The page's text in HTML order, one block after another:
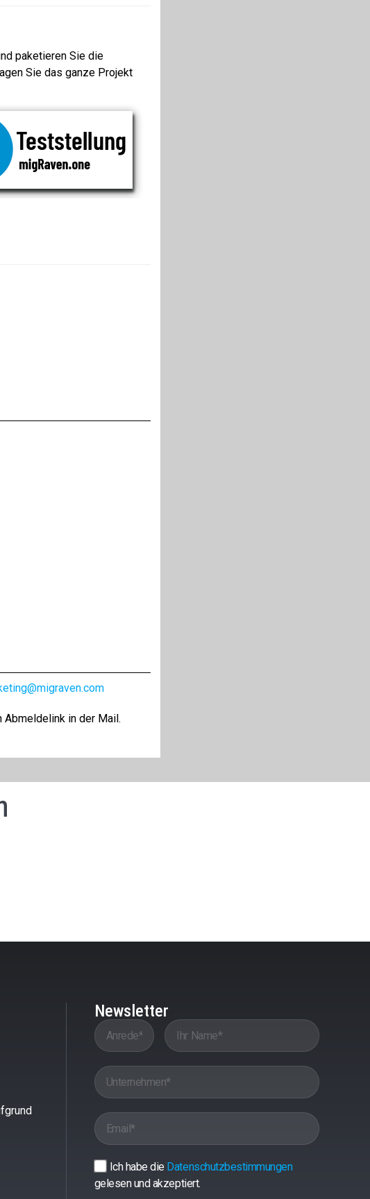
paketieren Sie die
Sie das ganze Projekt
Abmeldelink in der Mail.
Newsletter
Ich habe die Datenschutzbestimmungen
gelesen und akzeptiert.